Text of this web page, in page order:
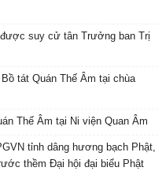
suy cử tân Trưởng ban Trị
tát Quán Thế Âm tại chùa
Thế Âm tại Ni viện Quan Âm
tỉnh dâng hương bạch Phật,
thềm Đại hội đại biểu Phật